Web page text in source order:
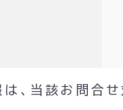
、当該お問合